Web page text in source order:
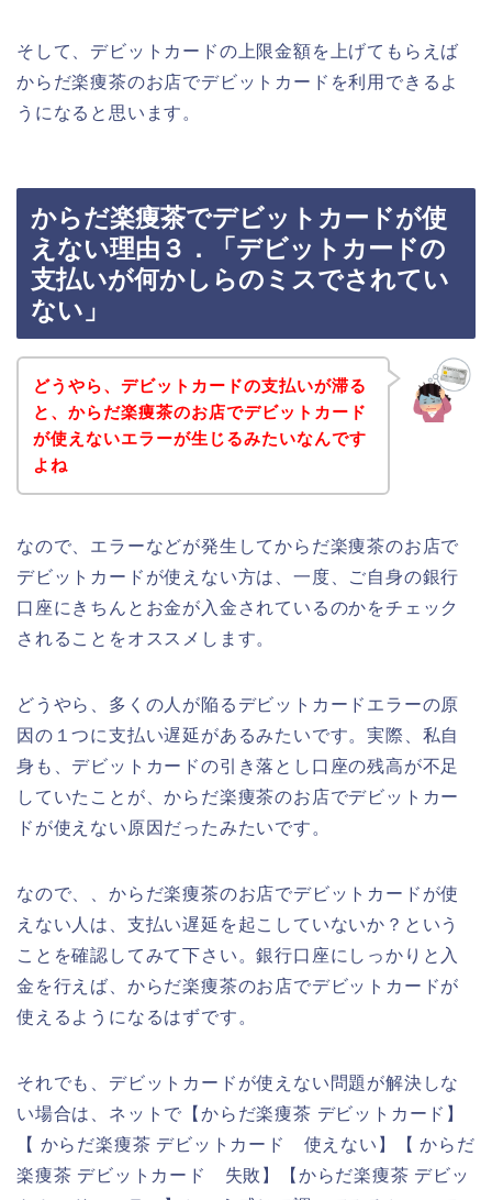
そして、デビットカードの上限金額を上げてもらえば
からだ楽痩茶のお店でデビットカードを利用できるよ
うになると思います。
からだ楽痩茶でデビットカードが使
えない理由３．「デビットカードの
支払いが何かしらのミスでされてい
ない」
どうやら、デビットカードの支払いが滞る
と、からだ楽痩茶のお店でデビットカード
が使えないエラーが生じるみたいなんです
よね
なので、エラーなどが発生してからだ楽痩茶のお店で
デビットカードが使えない方は、一度、ご自身の銀行
口座にきちんとお金が入金されているのかをチェック
されることをオススメします。
どうやら、多くの人が陥るデビットカードエラーの原
因の１つに支払い遅延があるみたいです。実際、私自
身も、デビットカードの引き落とし口座の残高が不足
していたことが、からだ楽痩茶のお店でデビットカー
ドが使えない原因だったみたいです。
なので、、からだ楽痩茶のお店でデビットカードが使
えない人は、支払い遅延を起こしていないか？という
ことを確認してみて下さい。銀行口座にしっかりと入
金を行えば、からだ楽痩茶のお店でデビットカードが
使えるようになるはずです。
それでも、デビットカードが使えない問題が解決しな
い場合は、ネットで【からだ楽痩茶 デビットカード】
【 からだ楽痩茶 デビットカード 使えない】【 からだ
楽痩茶 デビットカード 失敗】【からだ楽痩茶 デビッ